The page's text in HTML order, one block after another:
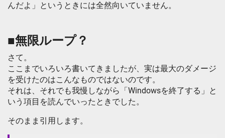
んだよ」というときには全然向いていません。
■無限ループ？
さて。
ここまでいろいろ書いてきましたが、実は最大のダメージ
を受けたのはこんなものではないのです。
それは、それでも我慢しながら「Windowsを終了する」と
いう項目を読んでいったときでした。
そのまま引用します。